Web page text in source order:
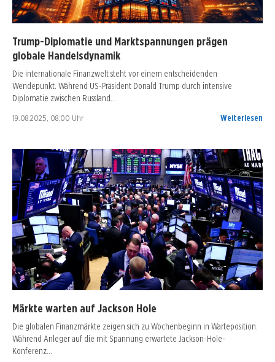
Trump-Diplomatie und Marktspannungen prägen
globale Handelsdynamik
Die internationale Finanzwelt steht vor einem entscheidenden
Wendepunkt. Während US-Präsident Donald Trump durch intensive
Diplomatie zwischen Russland…
19.08.2025, 08:00 Uhr Weiterlesen
Märkte warten auf Jackson Hole
Die globalen Finanzmärkte zeigen sich zu Wochenbeginn in Warteposition.
Während Anleger auf die mit Spannung erwartete Jackson-Hole-
Konferenz…